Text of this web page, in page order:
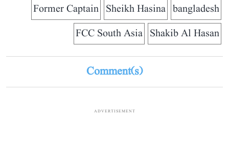
bangladesh
Sheikh Hasina
Former Captain
Shakib Al Hasan
FCC South Asia
Comment(s)
ADVERTISEMENT